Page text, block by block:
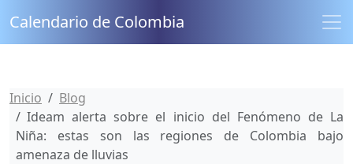
Calendario de Colombia
Inicio
Blog
Ideam alerta sobre el inicio del Fenómeno de La
Niña: estas son las regiones de Colombia bajo
amenaza de lluvias